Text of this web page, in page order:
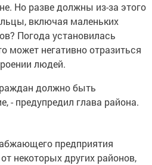
Но разве должны из-за этого
включая маленьких
Погода установилась
может негативно отразиться
людей.
должно быть
- предупредил глава района.
предприятия
некоторых других районов,